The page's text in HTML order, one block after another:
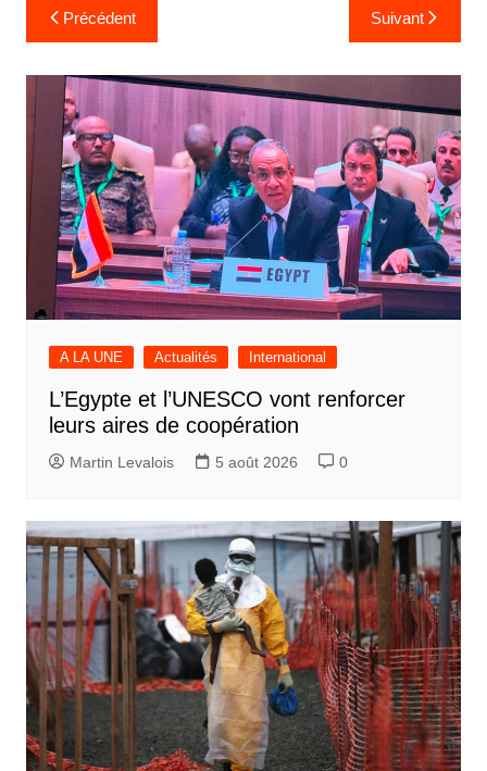
Navigation
de
l’article
Précédent Suivant
A LA UNE Actualités International
L’Egypte et l’UNESCO vont renforcer
leurs aires de coopération
Martin Levalois 5 août 2026 0